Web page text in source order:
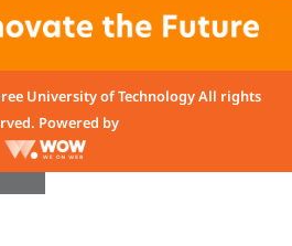
University of Technology All rights
Powered by